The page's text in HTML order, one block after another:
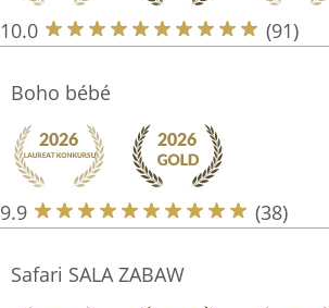
10.0 (91)
Boho bébé
9.9 (38)
Safari SALA ZABAW